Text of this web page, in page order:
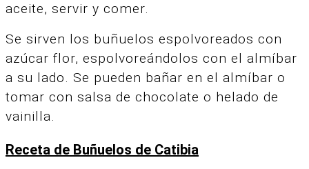
aceite, servir y comer.
Se sirven los buñuelos espolvoreados con
azúcar flor, espolvoreándolos con el almíbar
a su lado. Se pueden bañar en el almíbar o
tomar con salsa de chocolate o helado de
vainilla.
Receta de Buñuelos de Catibia